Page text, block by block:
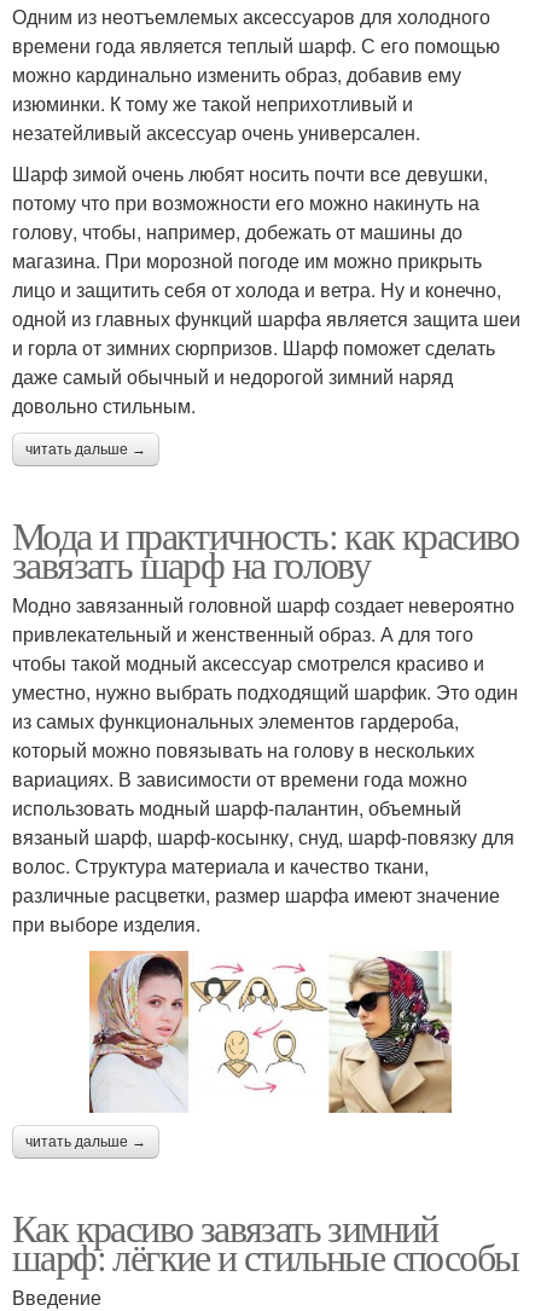
Одним из неотъемлемых аксессуаров для холодного
времени года является теплый шарф. С его помощью
можно кардинально изменить образ, добавив ему
изюминки. К тому же такой неприхотливый и
незатейливый аксессуар очень универсален.
Шарф зимой очень любят носить почти все девушки,
потому что при возможности его можно накинуть на
голову, чтобы, например, добежать от машины до
магазина. При морозной погоде им можно прикрыть
лицо и защитить себя от холода и ветра. Ну и конечно,
одной из главных функций шарфа является защита шеи
и горла от зимних сюрпризов. Шарф поможет сделать
даже самый обычный и недорогой зимний наряд
довольно стильным.
читать дальше →
Мода и практичность: как красиво
завязать шарф на голову
Модно завязанный головной шарф создает невероятно
привлекательный и женственный образ. А для того
чтобы такой модный аксессуар смотрелся красиво и
уместно, нужно выбрать подходящий шарфик. Это один
из самых функциональных элементов гардероба,
который можно повязывать на голову в нескольких
вариациях. В зависимости от времени года можно
использовать модный шарф-палантин, объемный
вязаный шарф, шарф-косынку, снуд, шарф-повязку для
волос. Структура материала и качество ткани,
различные расцветки, размер шарфа имеют значение
при выборе изделия.
читать дальше →
Как красиво завязать зимний
шарф: лёгкие и стильные способы
Введение